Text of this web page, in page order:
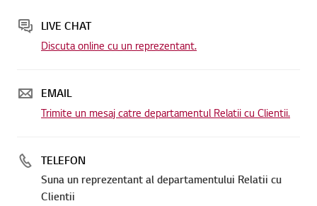
LIVE CHAT
Discuta online cu un reprezentant.
EMAIL
Trimite un mesaj catre departamentul Relatii cu Clientii.
TELEFON
Suna un reprezentant al departamentului Relatii cu
Clientii